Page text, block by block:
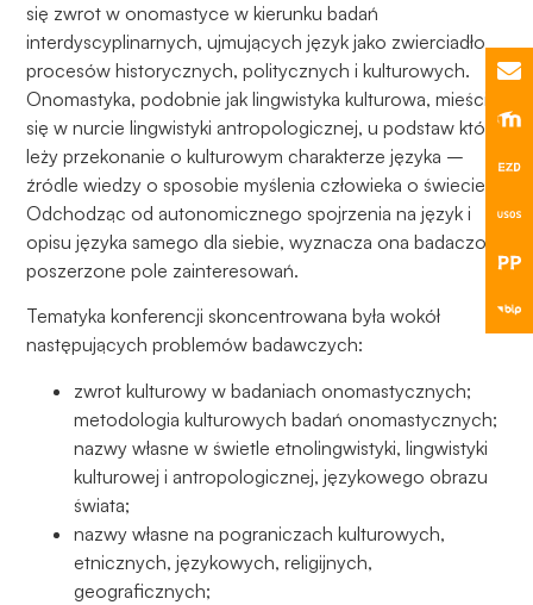
się zwrot w onomastyce w kierunku badań
interdyscyplinarnych, ujmujących język jako zwierciadło
procesów historycznych, politycznych i kulturowych.
Onomastyka, podobnie jak lingwistyka kulturowa, mieści
się w nurcie lingwistyki antropologicznej, u podstaw której
leży przekonanie o kulturowym charakterze języka –
źródle wiedzy o sposobie myślenia człowieka o świecie.
Odchodząc od autonomicznego spojrzenia na język i
opisu języka samego dla siebie, wyznacza ona badaczowi
poszerzone pole zainteresowań.
Tematyka konferencji skoncentrowana była wokół
następujących problemów badawczych:
zwrot kulturowy w badaniach onomastycznych;
metodologia kulturowych badań onomastycznych;
nazwy własne w świetle etnolingwistyki, lingwistyki
kulturowej i antropologicznej, językowego obrazu
świata;
nazwy własne na pograniczach kulturowych,
etnicznych, językowych, religijnych,
geograficznych;